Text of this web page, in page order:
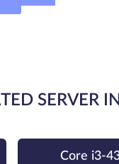
SERVER
Core i3-